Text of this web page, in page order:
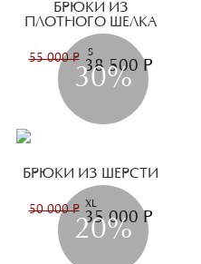
БРЮКИ ИЗ
ПЛОТНОГО ШЕЛКА
55 000 Р38 500 Р
S
30%
БРЮКИ ИЗ ШЕРСТИ
50 000 Р35 000 Р
XL
20%